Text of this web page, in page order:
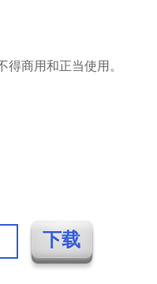
商用和正当使用。